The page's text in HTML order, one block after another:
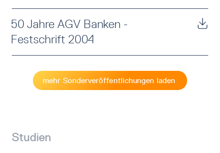
50 Jahre AGV Banken -
Festschrift 2004
mehr Sonderveröffentlichungen laden
Studien